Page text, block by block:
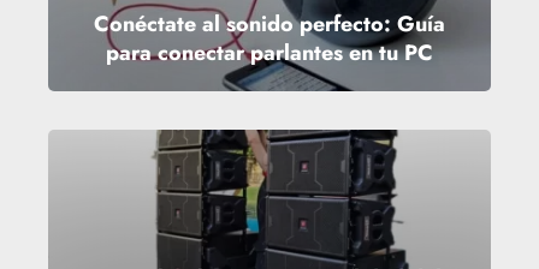
Conéctate al sonido perfecto: Guía
para conectar parlantes en tu PC